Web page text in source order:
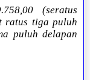
(seratus
ratus tiga puluh
puluh delapan